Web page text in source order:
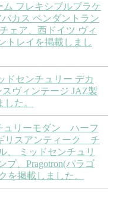
ム フレキシブルブラケ
カス ペンダントラン
ェア、西ドイツ ヴィ
トレイを掲載しまし
ドセンチュリー デカ
ヴィンテージ JAZ製
た。
ュリーモダン ハーフ
リスアンティーク チ
、 ミッドセンチュリ
プ、Pragotron(パラゴ
を掲載しました。